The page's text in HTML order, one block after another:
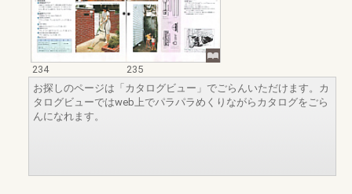
234
235
お探しのページは「カタログビュー」でごらんいただけます。カ
タログビューではweb上でパラパラめくりながらカタログをごら
んになれます。